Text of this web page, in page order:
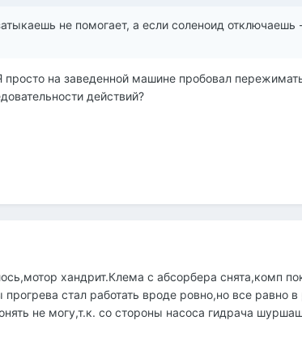
не помогает, а если соленоид отключаешь
на заведенной машине пробовал
действий?
хандрит.Клема с абсорбера снята,комп
стал работать вроде ровно,но все
не могу,т.к. со стороны насоса гидрача